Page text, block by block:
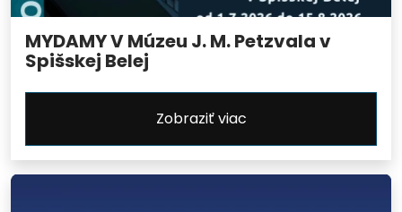
MYDAMY V Múzeu J. M. Petzvala v
Spišskej Belej
Zobraziť viac